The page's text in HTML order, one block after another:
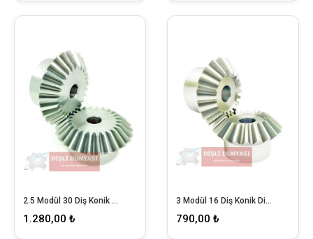
2.5 Modül 30 Diş Konik Dişli
1.280,00 ₺
3 Modül 16 Diş Konik Dişli
790,00 ₺